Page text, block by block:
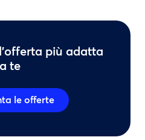
più adatta
a te
le offerte